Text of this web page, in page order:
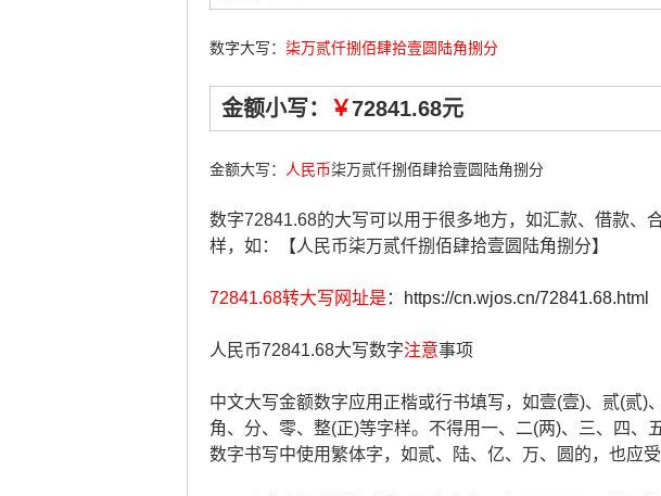
数字大写： 柒万贰仟捌佰肆拾壹圆陆角捌分
金额小写： ￥72841.68元
金额大写： 人民币柒万贰仟捌佰肆拾壹圆陆角捌分
数字72841.68的大写可以用于很多地方，如汇款、借款、
样，如：【人民币柒万贰仟捌佰肆拾壹圆陆角捌分】
72841.68转大写网址是 ： https://cn.wjos.cn/72841.68.html
人民币72841.68大写数字注意事项
中文大写金额数字应用正楷或行书填写，如壹(壹)、贰(贰)
角、分、零、整(正)等字样。不得用一、二(两)、三、四
数字书写中使用繁体字，如贰、陆、亿、万、圆的，也应受